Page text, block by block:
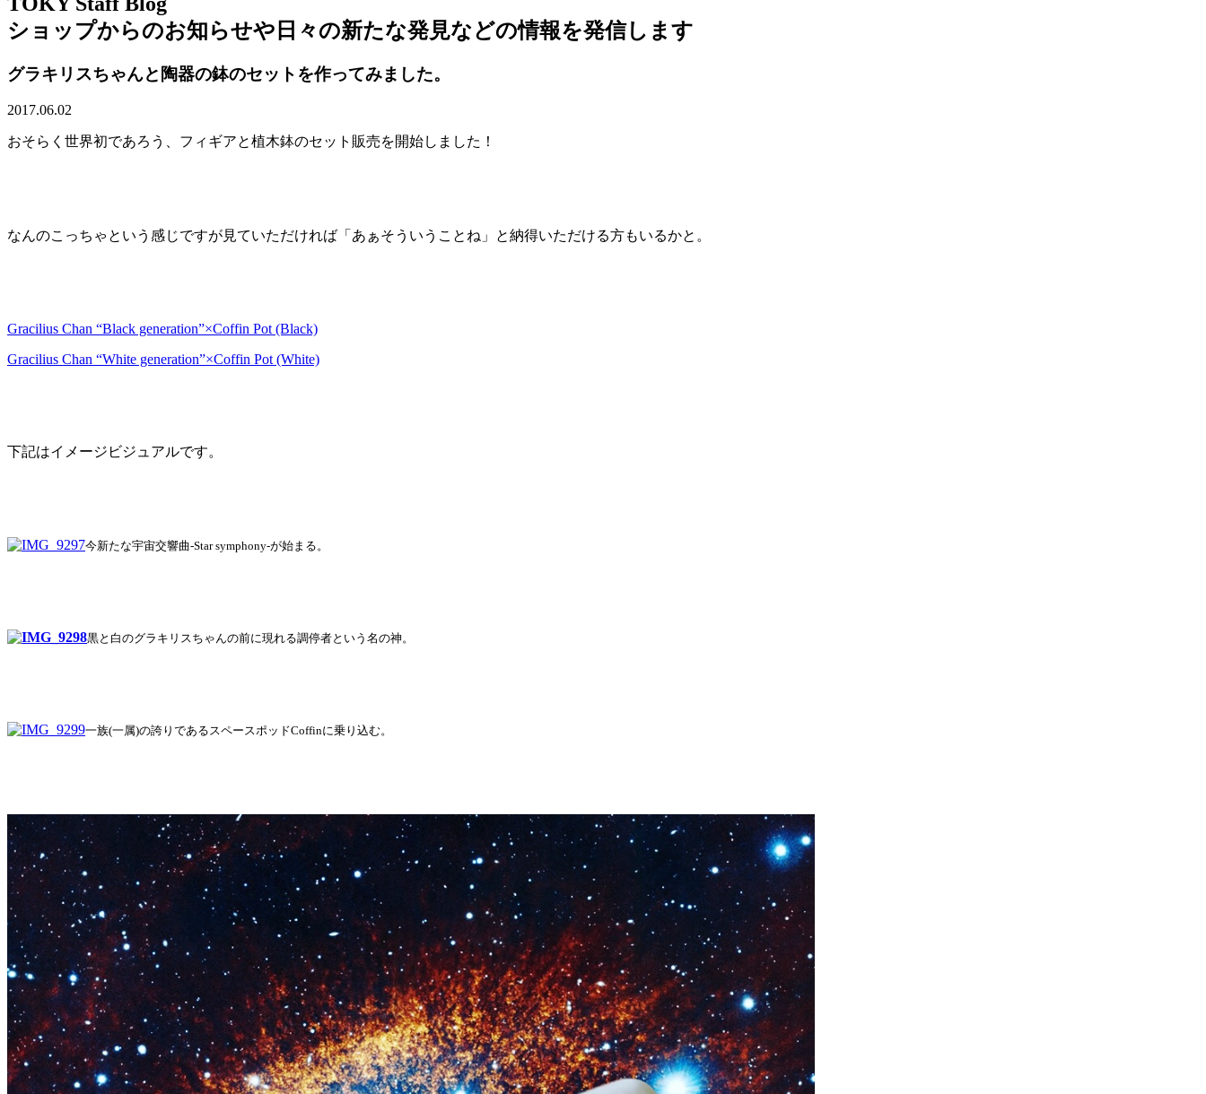
ショップからのお知らせや日々の新たな発見などの情報を発信します
グラキリスちゃんと陶器の鉢のセットを作ってみました。
2017.06.02
おそらく世界初であろう、フィギアと植木鉢のセット販売を開始しました！
なんのこっちゃという感じですが見ていただければ「あぁそういうことね」と納得いただける方もいるかと。
Gracilius Chan “Black generation”×Coffin Pot (Black)
Gracilius Chan “White generation”×Coffin Pot (White)
下記はイメージビジュアルです。
今新たな宇宙交響曲-Star symphony-が始まる。
黒と白のグラキリスちゃんの前に現れる調停者という名の神。
一族(一属)の誇りであるスペースポッドCoffinに乗り込む。